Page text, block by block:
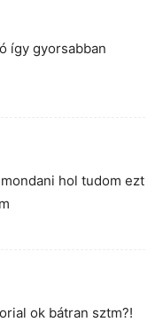
így gyorsabban
hol tudom ezt
ok bátran sztm?!